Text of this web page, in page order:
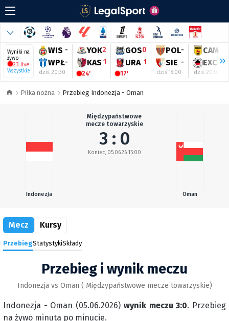
Wyniki na
żywo
23 live
Wszystkie
WIS -
WPŁ-
dziś 20:30
YOK2
KAS 1
24'
GOS0
URA 1
17'
POL-
SIE -
dziś 18:00
CAM
EXC -
dziś 20:00
Piłka nożna Przebieg Indonezja - Oman
Indonezja
Międzypaństwowe
mecze towarzyskie
3 : 0
Koniec, 05.06.26 15:00
Oman
Mecz Kursy
PrzebiegStatystykiSkłady
Przebieg i wynik meczu
Indonezja vs Oman ( Międzypaństwowe mecze towarzyskie)
Indonezja - Oman (05.06.2026) wynik meczu 3:0. Przebieg
na żywo minuta po minucie.